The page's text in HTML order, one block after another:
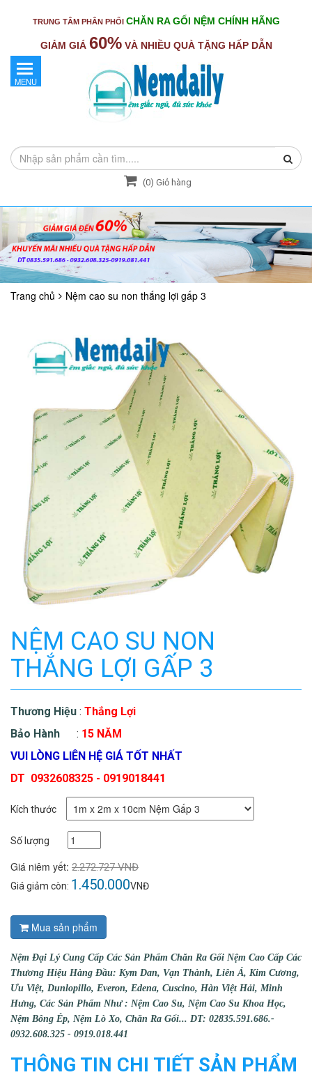
TRUNG TÂM PHÂN PHỐI CHĂN RA GỐI NỆM CHÍNH HÃNG
GIẢM GIÁ 60%VÀ NHIỀU QUÀ TẶNG HẤP DẪN
(0) Giỏ hàng
MENU
Trang chủ Nệm cao su non thắng lợi gấp 3
NỆM CAO SU NON
THẮNG LỢI GẤP 3
Thương Hiệu : Thắng Lợi
Bảo Hành : 15 NĂM
VUI LÒNG LIÊN HỆ GIÁ TỐT NHẤT
DT 0932608325 - 0919018441
Kích thước
Số lượng
Giá niêm yết: 2.272.727VNĐ
Giá giảm còn: 1.450.000VNĐ
Mua sản phẩm
Nệm Đại Lý Cung Cấp Các Sản Phẩm Chăn Ra Gối Nệm Cao Cấp Các
Thương Hiệu Hàng Đầu: Kym Dan, Vạn Thành, Liên Á, Kim Cương,
Ưu Việt, Dunlopillo, Everon, Edena, Cuscino, Hàn Việt Hải, Minh
Hưng, Các Sản Phẩm Như : Nệm Cao Su, Nệm Cao Su Khoa Học,
Nệm Bông Ép, Nệm Lò Xo, Chăn Ra Gối... DT: 02835.591.686.-
0932.608.325 - 0919.018.441
THÔNG TIN CHI TIẾT SẢN PHẨM